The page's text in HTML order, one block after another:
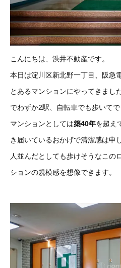
こんにちは、渋井不動産です。
本日は淀川区新北野一丁目、阪急
とあるマンションにやってきまし
でわずか2駅、自転車でも歩いてで
マンションとしては築40年を超え
き届いているおかげで清潔感は申
人並んだとしても歩けそうなこの
ションの規模感を想像できます。